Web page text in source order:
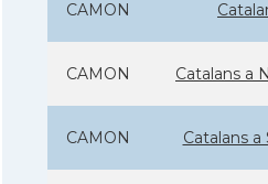
CAMON
CAMON Catalans a
CAMON Catalans